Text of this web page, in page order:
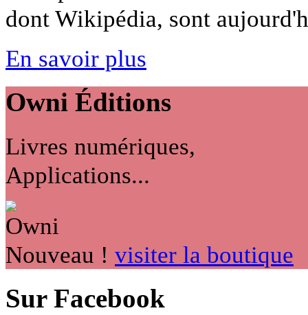
dont Wikipédia, sont
En savoir plus
Owni Éditions
Livres numériques,
Applications...
Nouveau ! visiter la boutique
Sur Facebook